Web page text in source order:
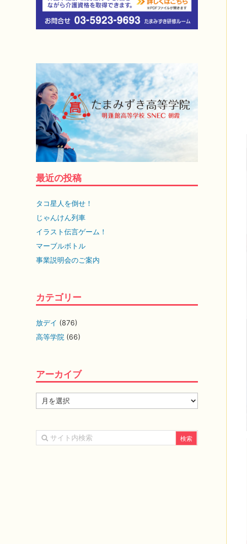
最近の投稿
タコ星人を倒せ！
じゃんけん列車
イラスト伝言ゲーム！
マーブルボトル
事業説明会のご案内
カテゴリー
放デイ (876)
高等学院 (66)
アーカイブ
ー
イ
ブ